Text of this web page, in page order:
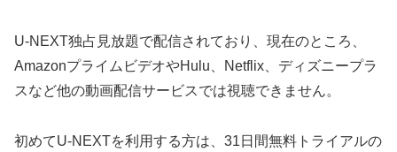
U-NEXT独占見放題で配信されており、現在のところ、
AmazonプライムビデオやHulu、Netflix、ディズニープラ
スなど他の動画配信サービスでは視聴できません。
初めてU-NEXTを利用する方は、31日間無料トライアルの